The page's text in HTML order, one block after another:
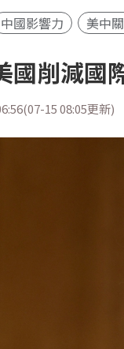
中國影響力 美中
國削減國
15 08:05更新)